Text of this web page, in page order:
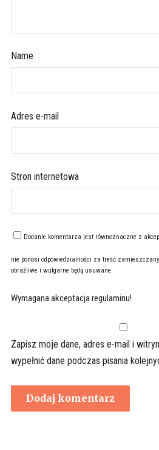
Name
Adres e-mail
Stron internetowa
Dodanie komentarza jest równoznaczne z
nie ponosi odpowiedzialności za treść
obraźliwe i wulgarne będą usuwane.
Wymagana akceptacja regulaminu!
Zapisz moje dane, adres e-mail i
wypełnić dane podczas pisania